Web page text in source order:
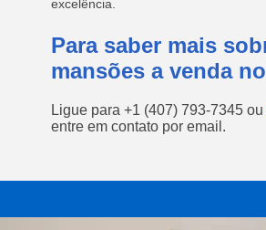
excelência.
Para saber mais
mansões a venda
Ligue para +1 (407) 793-7345 ou
entre em contato por email.